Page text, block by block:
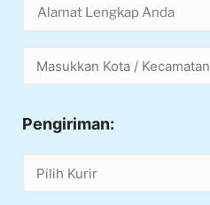
Masukkan Kota / Kecamatan
Pengiriman:
Pilih Kurir